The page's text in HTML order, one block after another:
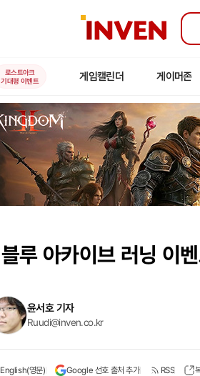
인
로스트아크
기대평 이벤트
게임캘린더 게이머존
블루 아카이브 러닝 이
윤서호 기자
Ruudi@inven.co.kr
English(영문) Google 선호 출처 추가 RSS